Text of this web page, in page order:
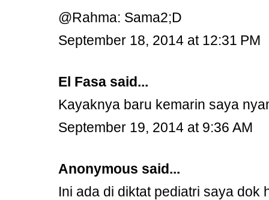
@Rahma: Sama2;D
September 18, 2014 at 12:31 PM
El Fasa said...
Kayaknya baru kemarin saya
September 19, 2014 at 9:36 AM
Anonymous said...
Ini ada di diktat pediatri saya dok